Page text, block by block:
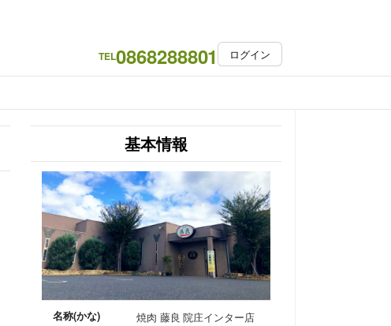
TEL0868288801 ログイン
基本情報
名称(かな)
焼肉 藤良 院庄インター店